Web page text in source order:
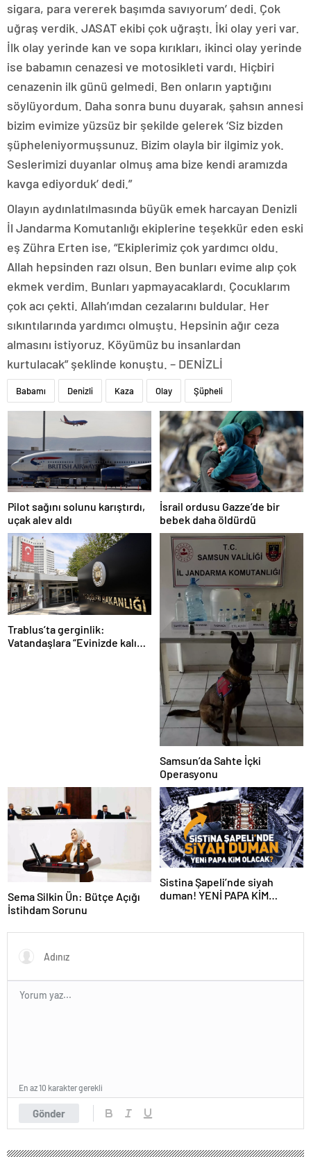
sigara, para vererek başımda savıyorum’ dedi. Çok
uğraş verdik. JASAT ekibi çok uğraştı. İki olay yeri var.
İlk olay yerinde kan ve sopa kırıkları, ikinci olay yerinde
ise babamın cenazesi ve motosikleti vardı. Hiçbiri
cenazenin ilk günü gelmedi. Ben onların yaptığını
söylüyordum. Daha sonra bunu duyarak, şahsın annesi
bizim evimize yüzsüz bir şekilde gelerek ‘Siz bizden
şüpheleniyormuşsunuz. Bizim olayla bir ilgimiz yok.
Seslerimizi duyanlar olmuş ama bize kendi aramızda
kavga ediyorduk’ dedi.”
Olayın aydınlatılmasında büyük emek harcayan Denizli
İl Jandarma Komutanlığı ekiplerine teşekkür eden eski
eş Zühra Erten ise, “Ekiplerimiz çok yardımcı oldu.
Allah hepsinden razı olsun. Ben bunları evime alıp çok
ekmek verdim. Bunları yapmayacaklardı. Çocuklarım
çok acı çekti. Allah’ımdan cezalarını buldular. Her
sıkıntılarında yardımcı olmuştu. Hepsinin ağır ceza
almasını istiyoruz. Köyümüz bu insanlardan
kurtulacak” şeklinde konuştu. – DENİZLİ
Babamı Denizli Kaza Olay Şüpheli
Pilot sağını solunu karıştırdı,
uçak alev aldı
İsrail ordusu Gazze’de bir
bebek daha öldürdü
Trablus’ta gerginlik:
Vatandaşlara “Evinizde kalın”
Samsun’da Sahte İçki
Operasyonu
Sema Silkin Ün: Bütçe Açığı
İstihdam Sorunu
Sistina Şapeli’nde siyah
duman! YENİ PAPA KİM
Gönder
En az 10 karakter gerekli